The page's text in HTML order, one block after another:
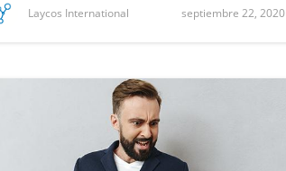
Laycos International septiembre 22, 2020